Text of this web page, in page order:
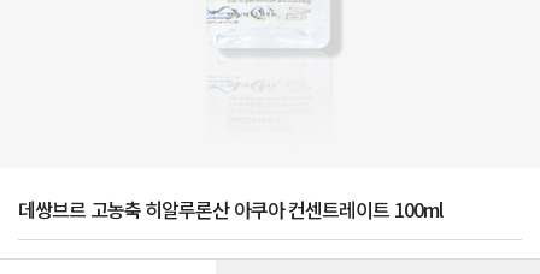
데쌍브르 고농축 히알루론산 아쿠아 컨센트레이트 100ml